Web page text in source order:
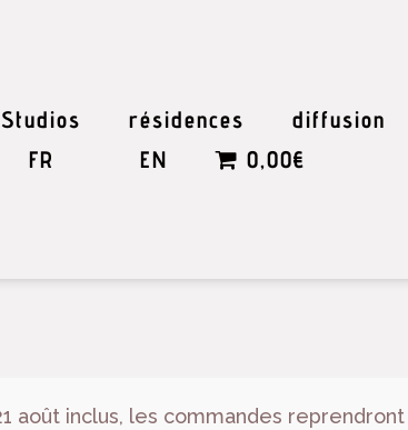
résidences diffusion
FR EN 0,00€
août inclus, les commandes